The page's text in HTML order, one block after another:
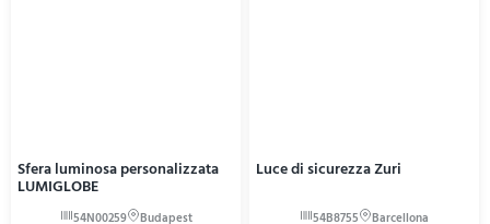
Sfera luminosa personalizzata
LUMIGLOBE
Luce di sicurezza Zuri